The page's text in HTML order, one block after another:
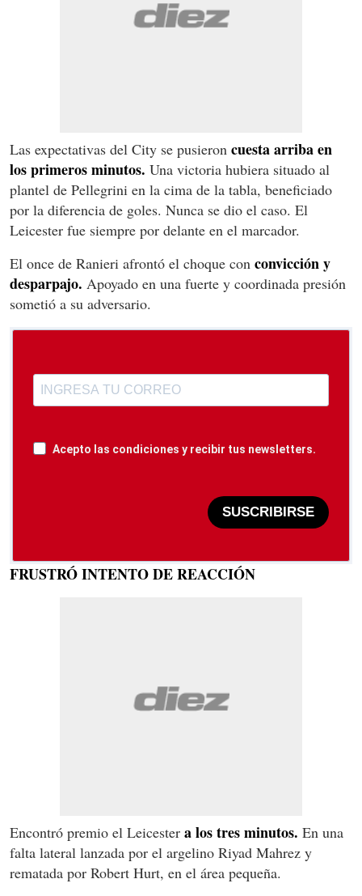
Las expectativas del City se pusieron cuesta arriba en
los primeros minutos. Una victoria hubiera situado al
plantel de Pellegrini en la cima de la tabla, beneficiado
por la diferencia de goles. Nunca se dio el caso. El
Leicester fue siempre por delante en el marcador.
El once de Ranieri afrontó el choque con convicción y
desparpajo. Apoyado en una fuerte y coordinada presión
sometió a su adversario.
Acepto las condiciones y recibir tus newsletters.
SUSCRIBIRSE
FRUSTRÓ INTENTO DE REACCIÓN
Encontró premio el Leicester a los tres minutos. En una
falta lateral lanzada por el argelino Riyad Mahrez y
rematada por Robert Hurt, en el área pequeña.